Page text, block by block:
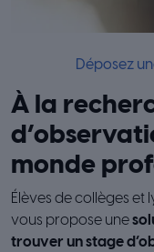
Déposez
À la
monde
Élèves de collèges et
vous propose une
trouver un stage